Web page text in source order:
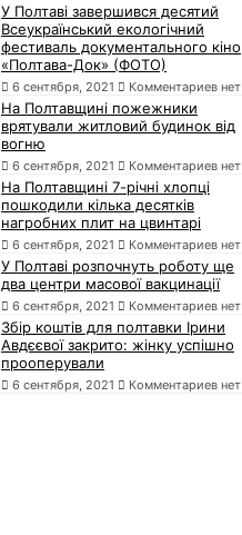
У Полтаві завершився десятий
Всеукраїнський екологічний
фестиваль документального кіно
«Полтава-Док» (ФОТО)
6 сентября, 2021 Комментариев нет
На Полтавщині пожежники
врятували житловий будинок від
вогню
6 сентября, 2021 Комментариев нет
На Полтавщині 7-річні хлопці
пошкодили кілька десятків
нагробних плит на цвинтарі
6 сентября, 2021 Комментариев нет
У Полтаві розпочнуть роботу ще
два центри масової вакцинації
6 сентября, 2021 Комментариев нет
Збір коштів для полтавки Ірини
Авдєєвої закрито: жінку успішно
прооперували
6 сентября, 2021 Комментариев нет